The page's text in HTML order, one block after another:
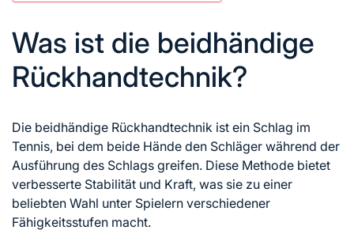
Was ist die beidhändige
Rückhandtechnik?
Die beidhändige Rückhandtechnik ist ein Schlag im
Tennis, bei dem beide Hände den Schläger während der
Ausführung des Schlags greifen. Diese Methode bietet
verbesserte Stabilität und Kraft, was sie zu einer
beliebten Wahl unter Spielern verschiedener
Fähigkeitsstufen macht.